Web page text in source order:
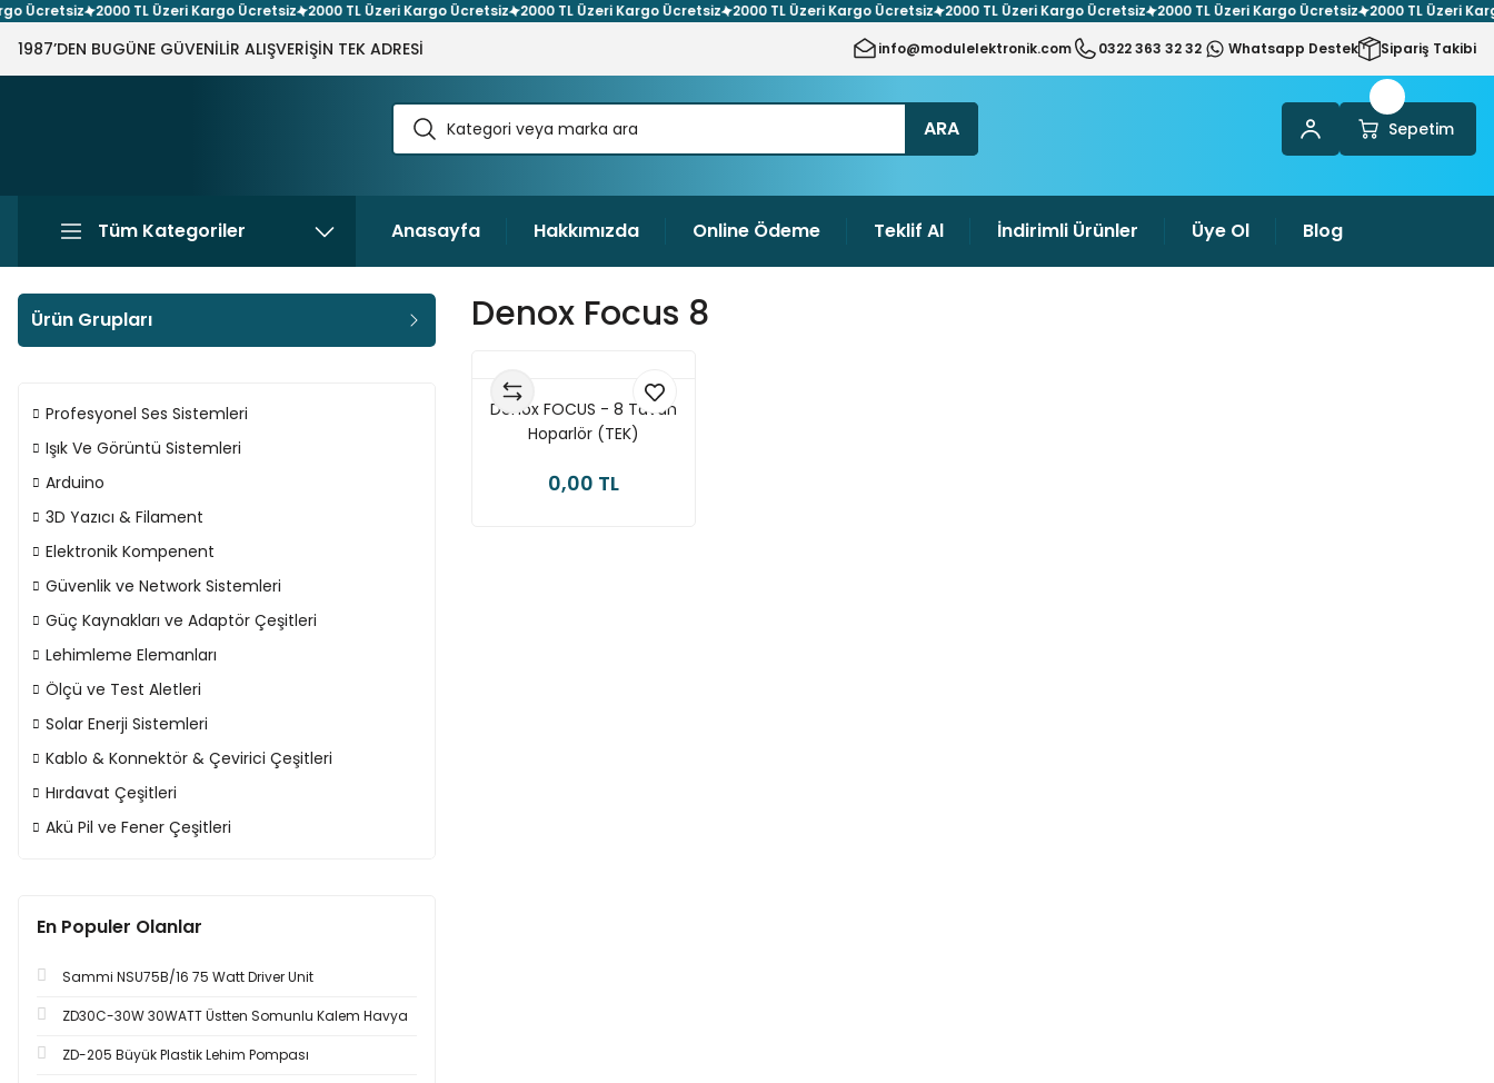
2000 TL Üzeri Kargo Ücretsiz 2000 TL Üzeri Kargo Ücretsiz 2000 TL Üzeri Kargo Ücretsiz 2000 TL Üzeri Kargo Ücretsiz 2000 TL Üzeri Kargo Ücretsiz 2000 TL Üzeri Kargo Ücretsiz 2000 TL Üzeri Kargo
1987’DEN BUGÜNE GÜVENİLİR ALIŞVERİŞİN TEK ADRESİ info@modulelektronik.com 0322 363 32 32 Whatsapp Destek Sipariş Takibi
ARA Sepetim
Tüm Kategoriler Anasayfa Hakkımızda Online Ödeme Teklif Al İndirimli Ürünler Üye Ol Blog
Ürün Grupları
Profesyonel Ses Sistemleri
Işık Ve Görüntü Sistemleri
Arduino
3D Yazıcı & Filament
Elektronik Kompenent
Güvenlik ve Network Sistemleri
Güç Kaynakları ve Adaptör Çeşitleri
Lehimleme Elemanları
Ölçü ve Test Aletleri
Solar Enerji Sistemleri
Kablo & Konnektör & Çevirici Çeşitleri
Hırdavat Çeşitleri
Akü Pil ve Fener Çeşitleri
En Populer Olanlar
Sammi NSU75B/16 75 Watt Driver Unit
ZD30C-30W 30WATT Üstten Somunlu Kalem Havya
ZD-205 Büyük Plastik Lehim Pompası
Denox Focus 8
Denox FOCUS - 8 Tavan
Hoparlör (TEK)
0,00 TL